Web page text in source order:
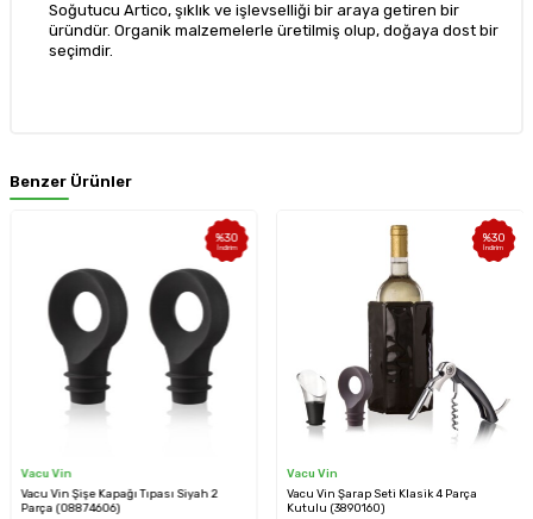
Soğutucu Artico, şıklık ve işlevselliği bir araya getiren bir
üründür. Organik malzemelerle üretilmiş olup, doğaya dost bir
seçimdir.
Benzer Ürünler
%30
İndirim
Vacu Vin
Vacu Vin Şişe Kapağı Tıpası Siyah 2
Parça (08874606)
%30
İndirim
Vacu Vin
Vacu Vin Şarap Seti Klasik 4 Parça
Kutulu (3890160)